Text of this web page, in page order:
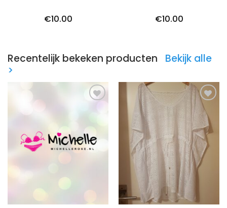
€10.00 €10.00
Recentelijk bekeken producten
Bekijk alle
>